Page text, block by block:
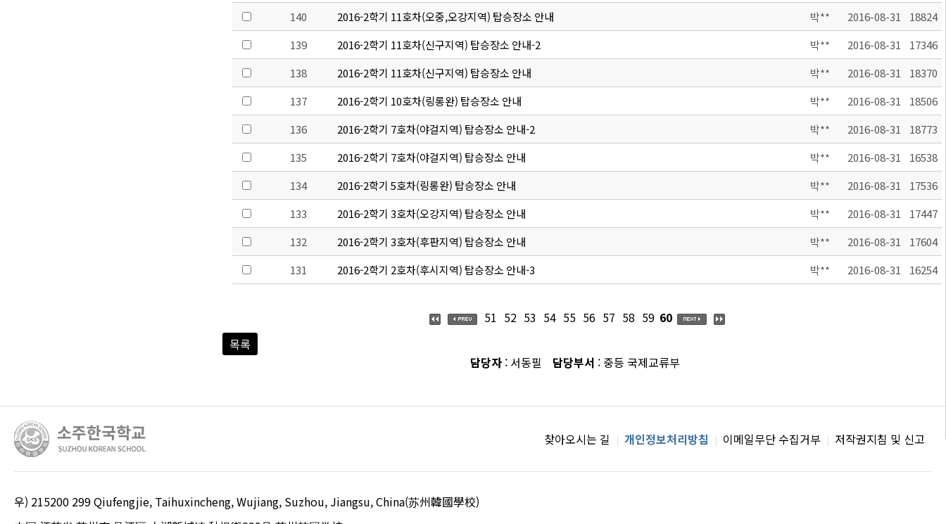
140 2016-2학기 11호차(오중,오강지역) 탑승장소 안내 박** 2016-08-31
18824
139
2016-2학기 11호차(신구지역) 탑승장소 안내-2 박** 2016-08-31
17346
138
2016-2학기 11호차(신구지역) 탑승장소 안내 박** 2016-08-31
18370
137
2016-2학기 10호차(링롱완) 탑승장소 안내 박** 2016-08-31
18506
136
2016-2학기 7호차(야걸지역) 탑승장소 안내-2 박** 2016-08-31
18773
135
2016-2학기 7호차(야걸지역) 탑승장소 안내 박** 2016-08-31
16538
134
2016-2학기 5호차(링롱완) 탑승장소 안내 박** 2016-08-31
17536
133
2016-2학기 3호차(오강지역) 탑승장소 안내 박** 2016-08-31
17447
132
2016-2학기 3호차(후판지역) 탑승장소 안내 박** 2016-08-31
17604
131
2016-2학기 2호차(후시지역) 탑승장소 안내-3 박** 2016-08-31 16254
51 52 53 54 55 56 57 58 59 60
목록
담당자 : 서동필 담당부서 : 중등 국제교류부
찾아오시는 길 개인정보처리방침 이메일무단 수집거부 저작권지침 및 신고
우) 215200 299 Qiufengjie, Taihuxincheng, Wujiang, Suzhou, Jiangsu, China(苏州韓國學校)